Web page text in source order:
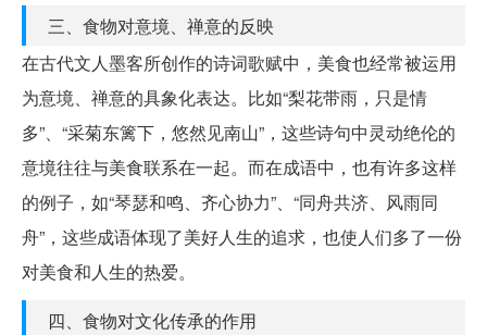
三、食物对意境、禅意的反映
在古代文人墨客所创作的诗词歌赋中，美食也经常被运用
为意境、禅意的具象化表达。比如“梨花带雨，只是情
多”、“采菊东篱下，悠然见南山”，这些诗句中灵动绝伦的
意境往往与美食联系在一起。而在成语中，也有许多这样
的例子，如“琴瑟和鸣、齐心协力”、“同舟共济、风雨同
舟”，这些成语体现了美好人生的追求，也使人们多了一份
对美食和人生的热爱。
四、食物对文化传承的作用